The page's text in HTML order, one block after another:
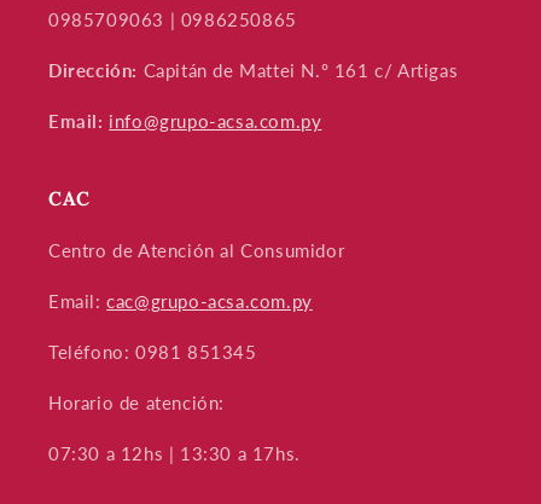
0985709063 | 0986250865
Dirección: Capitán de Mattei N.º 161 c/ Artigas
Email: info@grupo-acsa.com.py
CAC
Centro de Atención al Consumidor
Email:cac@grupo-acsa.com.py
Teléfono: 0981 851345
Horario de atención:
07:30 a 12hs | 13:30 a 17hs.